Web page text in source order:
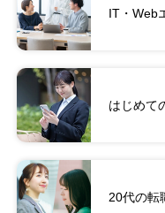
IT・Web
はじめて
20代の転